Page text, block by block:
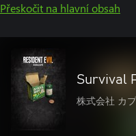
Přeskočit na hlavní obsah
Survival
株式会社 カ